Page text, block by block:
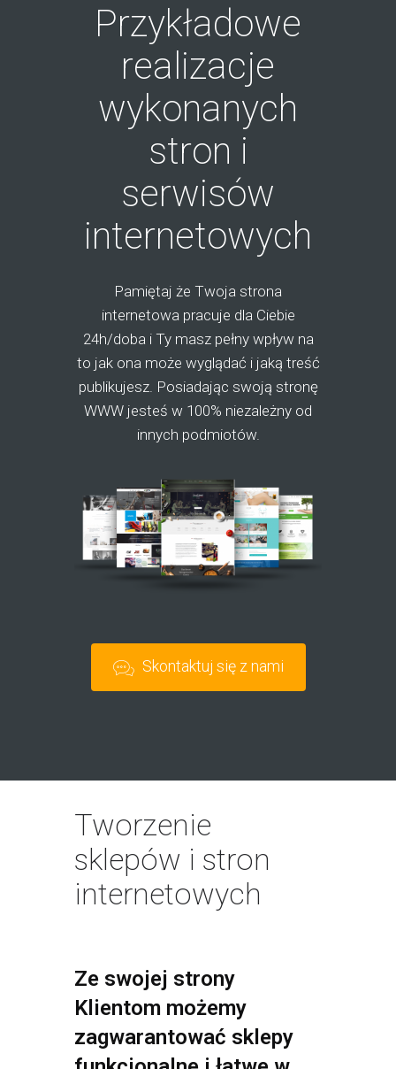
Przykładowe
realizacje
wykonanych
stron i
serwisów
internetowych
Pamiętaj że Twoja strona
internetowa pracuje dla Ciebie
24h/doba i Ty masz pełny wpływ na
to jak ona może wyglądać i jaką treść
publikujesz. Posiadając swoją stronę
WWW jesteś w 100% niezależny od
innych podmiotów.
Skontaktuj się z nami
Tworzenie
sklepów i stron
internetowych
Ze swojej strony
Klientom możemy
zagwarantować sklepy